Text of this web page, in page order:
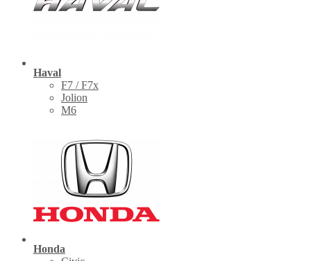
Haval
F7 / F7x
Jolion
M6
Honda